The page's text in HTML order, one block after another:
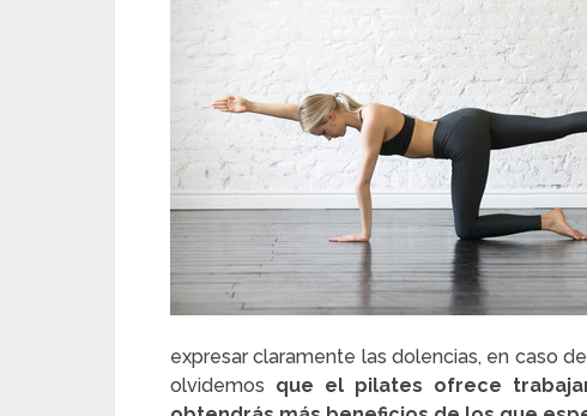
expresar claramente las dolencias, en caso
olvidemos que el pilates ofrece